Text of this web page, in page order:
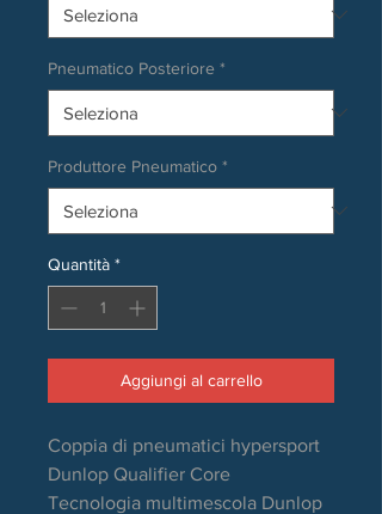
Pneumatico Posteriore *
Produttore Pneumatico *
Quantità *
Aggiungi al carrello
Coppia di pneumatici hypersport
Dunlop Qualifier Core
Tecnologia multimescola Dunlop